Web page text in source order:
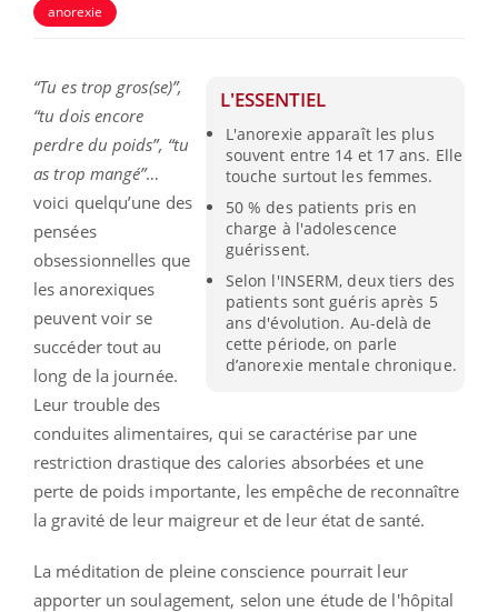
anorexie
L'ESSENTIEL
L'anorexie apparaît les plus
souvent entre 14 et 17 ans. Elle
touche surtout les femmes.
50 % des patients pris en
charge à l'adolescence
guérissent.
Selon l'INSERM, deux tiers des
patients sont guéris après 5
ans d'évolution. Au-delà de
cette période, on parle
d’anorexie mentale chronique.
“Tu es trop gros(se)”,
“tu dois encore
perdre du poids”, “tu
as trop mangé”…
voici quelqu’une des
pensées
obsessionnelles que
les anorexiques
peuvent voir se
succéder tout au
long de la journée.
Leur trouble des
conduites alimentaires, qui se caractérise par une
restriction drastique des calories absorbées et une
perte de poids importante, les empêche de reconnaître
la gravité de leur maigreur et de leur état de santé.
La méditation de pleine conscience pourrait leur
apporter un soulagement, selon une étude de l'hôpital